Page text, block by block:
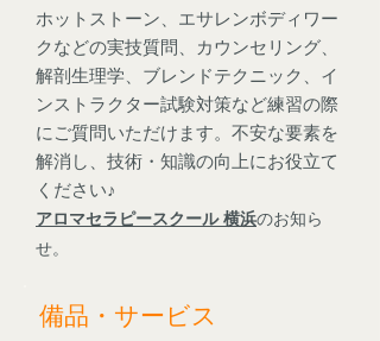
ホットストーン、エサレンボディワー
クなどの実技質問、カウンセリング、
解剖生理学、ブレンドテクニック、イ
ンストラクター試験対策など練習の際
にご質問いただけます。不安な要素を
解消し、技術・知識の向上にお役立て
ください♪
アロマセラピースクール 横浜のお知ら
せ。
備品・サービス